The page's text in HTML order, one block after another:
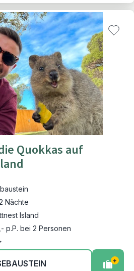
Quokkas auf
Nächte
Island
p.P. bei 2 Personen
+